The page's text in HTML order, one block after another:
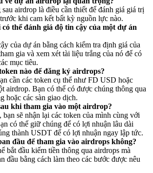
airdrop là điều cần thiết để đánh giá giá trị
khi cam kết bất kỳ nguồn lực nào.
thể đánh giá độ tin cậy của một dự án
của dự án bằng cách kiểm tra định giá của
gia và xem xét tài liệu trắng của nó để có
mục tiêu.
nào để đăng ký airdrops?
cần các token cụ thể như FD USD hoặc
airdrop. Bạn có thể có được chúng thông qua
hoặc các sàn giao dịch.
khi tham gia vào một airdrop?
sẽ nhận lại các token của mình cùng với
có thể giữ chúng để có lợi nhuận lâu dài
thành USDT để có lợi nhuận ngay lập tức.
đầu để tham gia vào airdrops không?
bắt đầu kiếm tiền thông qua airdrops mà
đầu bằng cách làm theo các bước được nêu